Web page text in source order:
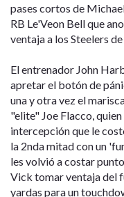
pases cortos de
RB Le'Veon Bell que
ventaja a los Steelers de
El entrenador John
apretar el botón de
una y otra vez el
"elite" Joe Flacco,
intercepción que le
la 2nda mitad con un
les volvió a costar
Vick tomar ventaja del
yardas para un